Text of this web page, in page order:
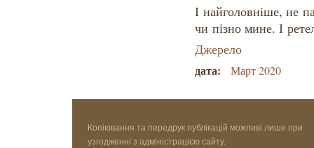
І найголовніше, не
чи пізно мине. І
Джерело
дата: Март 2020
Копіювання та передрук публікацій можливі лише при
узгодженні з адміністрацією сайту.